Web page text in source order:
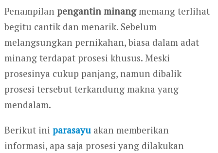
Penampilan pengantin minangmemang terlihat
begitu cantik dan menarik. Sebelum
melangsungkan pernikahan, biasa dalam adat
minang terdapat prosesi khusus. Meski
prosesinya cukup panjang, namun dibalik
prosesi tersebut terkandung makna yang
mendalam.
Berikut ini parasayuakan memberikan
informasi, apa saja prosesi yang dilakukan